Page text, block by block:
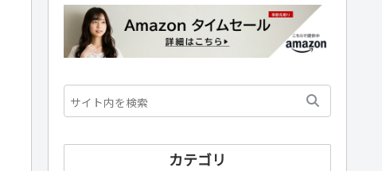
カテゴリ